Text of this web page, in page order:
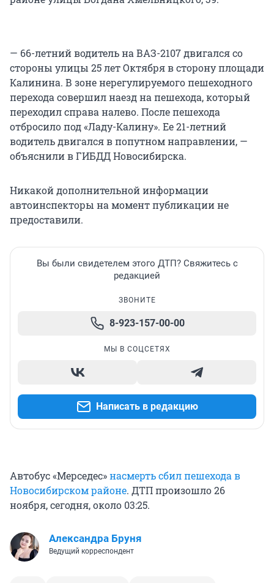
— 66-летний водитель на ВАЗ-2107 двигался со
стороны улицы 25 лет Октября в сторону площади
Калинина. В зоне нерегулируемого пешеходного
перехода совершил наезд на пешехода, который
переходил справа налево. После пешехода
отбросило под «Ладу-Калину». Ее 21-летний
водитель двигался в попутном направлении, —
объяснили в ГИБДД Новосибирска.
Никакой дополнительной информации
автоинспекторы на момент публикации не
предоставили.
Вы были свидетелем этого ДТП? Свяжитесь с
редакцией
ЗВОНИТЕ
8-923-157-00-00
МЫ В СОЦСЕТЯХ
Написать в редакцию
Автобус «Мерседес»насмерть сбил пешехода в
Новосибирском районе. ДТП произошло 26
ноября, сегодня, около 03:25.
Александра Бруня
Ведущий корреспондент